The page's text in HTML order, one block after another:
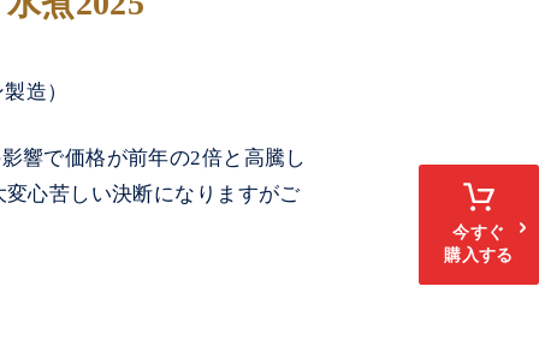
造）
響で価格が前年の2倍と高騰し
心苦しい決断になりますがご
今すぐ
購入する